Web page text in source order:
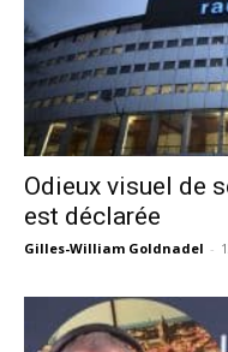
Odieux visuel de
est déclarée
Gilles-William Goldnadel -